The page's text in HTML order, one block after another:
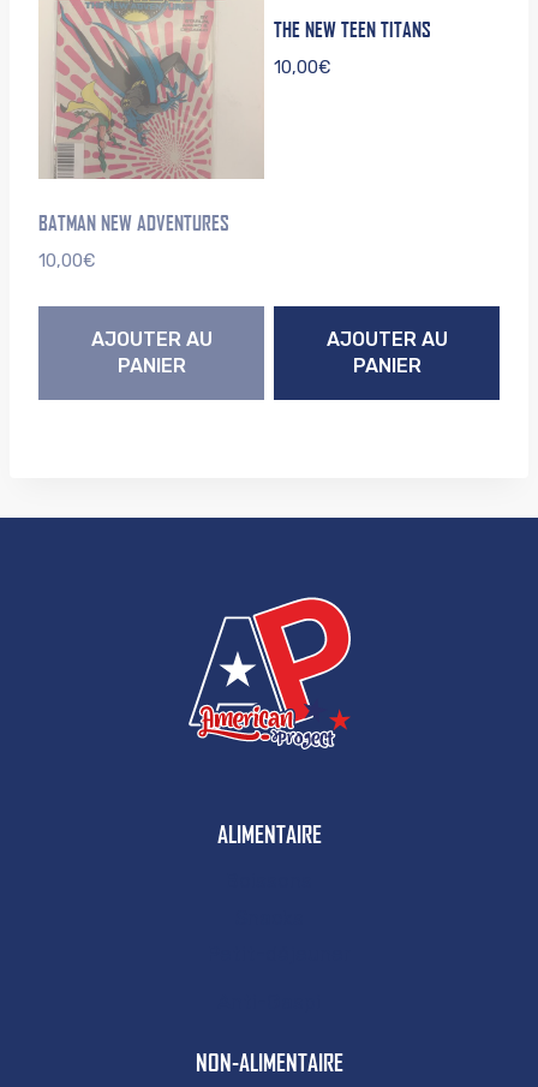
BATMAN NEW ADVENTURES
10,00€
AJOUTER AU
PANIER
THE NEW TEEN TITANS
10,00€
AJOUTER AU
PANIER
ALIMENTAIRE
NON-ALIMENTAIRE